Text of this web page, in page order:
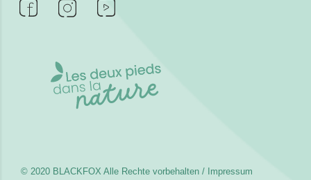
© 2020 BLACKFOX Alle Rechte vorbehalten / Impressum